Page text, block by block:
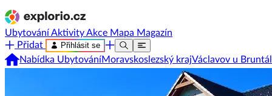
UbytováníAktivityAkce Mapa Magazín
Přidat
Přihlásit se
Nabídka UbytováníMoravskoslezský krajVáclavov u